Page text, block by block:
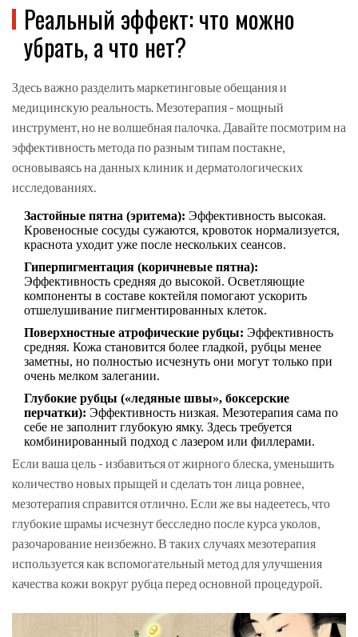
Реальный эффект: что можно
убрать, а что нет?
Здесь важно разделить маркетинговые обещания и
медицинскую реальность. Мезотерапия - мощный
инструмент, но не волшебная палочка. Давайте посмотрим на
эффективность метода по разным типам постакне,
основываясь на данных клиник и дерматологических
исследованиях.
Застойные пятна (эритема): Эффективность высокая.
Кровеносные сосуды сужаются, кровоток нормализуется,
краснота уходит уже после нескольких сеансов.
Гиперпигментация (коричневые пятна):
Эффективность средняя до высокой. Осветляющие
компоненты в составе коктейля помогают ускорить
отшелушивание пигментированных клеток.
Поверхностные атрофические рубцы: Эффективность
средняя. Кожа становится более гладкой, рубцы менее
заметны, но полностью исчезнуть они могут только при
очень мелком залегании.
Глубокие рубцы («ледяные швы», боксерские
перчатки): Эффективность низкая. Мезотерапия сама по
себе не заполнит глубокую ямку. Здесь требуется
комбинированный подход с лазером или филлерами.
Если ваша цель - избавиться от жирного блеска, уменьшить
количество новых прыщей и сделать тон лица ровнее,
мезотерапия справится отлично. Если же вы надеетесь, что
глубокие шрамы исчезнут бесследно после курса уколов,
разочарование неизбежно. В таких случаях мезотерапия
используется как вспомогательный метод для улучшения
качества кожи вокруг рубца перед основной процедурой.